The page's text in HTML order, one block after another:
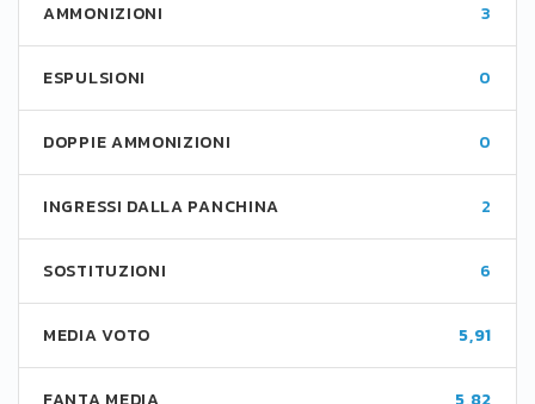
AMMONIZIONI 3
ESPULSIONI 0
DOPPIE AMMONIZIONI 0
INGRESSI DALLA PANCHINA 2
SOSTITUZIONI 6
MEDIA VOTO 5,91